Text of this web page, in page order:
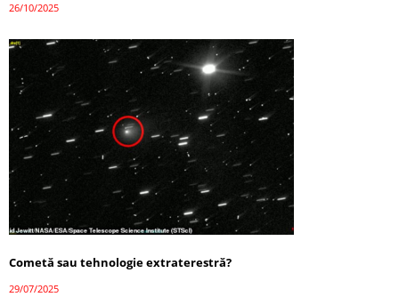
26/10/2025
Cometă sau tehnologie extraterestră?
29/07/2025